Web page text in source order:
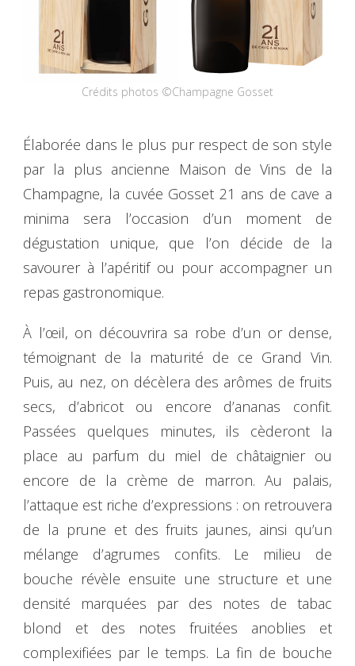
Crédits photos ©Champagne Gosset
Élaborée dans le plus pur respect de son style
par la plus ancienne Maison de Vins de la
Champagne, la cuvée Gosset 21 ans de cave a
minima sera l’occasion d’un moment de
dégustation unique, que l’on décide de la
savourer à l’apéritif ou pour accompagner un
repas gastronomique.
À l’œil, on découvrira sa robe d’un or dense,
témoignant de la maturité de ce Grand Vin.
Puis, au nez, on décèlera des arômes de fruits
secs, d’abricot ou encore d’ananas confit.
Passées quelques minutes, ils cèderont la
place au parfum du miel de châtaignier ou
encore de la crème de marron. Au palais,
l’attaque est riche d’expressions : on retrouvera
de la prune et des fruits jaunes, ainsi qu’un
mélange d’agrumes confits. Le milieu de
bouche révèle ensuite une structure et une
densité marquées par des notes de tabac
blond et des notes fruitées anoblies et
complexifiées par le temps. La fin de bouche